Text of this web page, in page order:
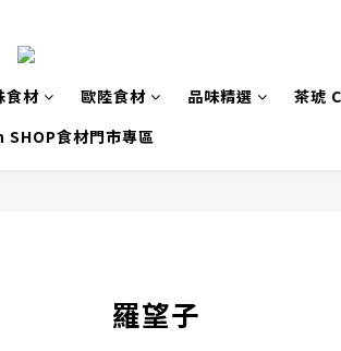
材 歐陸食材 品味精選 茶琥
食材門市專區
羅望子